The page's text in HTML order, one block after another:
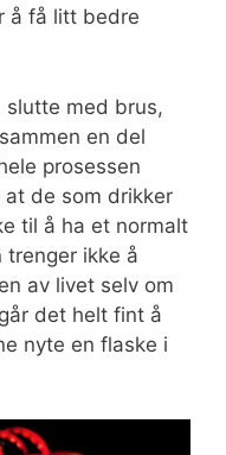
å få litt bedre
med brus,
en del
prosessen
de som drikker
til å ha et normalt
ikke å
av livet selv om
det helt fint å
nyte en flaske i